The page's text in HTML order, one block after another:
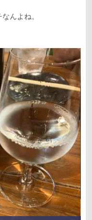
んよね。